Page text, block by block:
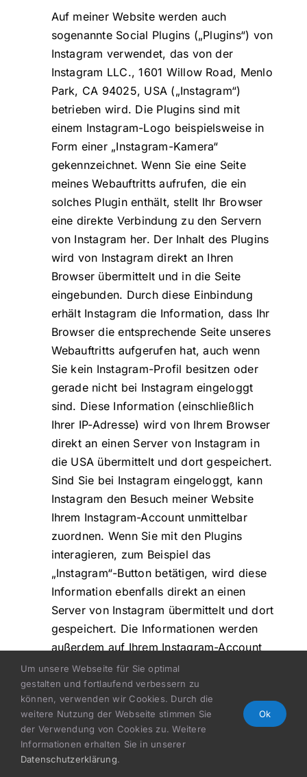
Auf meiner Website werden auch
sogenannte Social Plugins („Plugins“) von
Instagram verwendet, das von der
Instagram LLC., 1601 Willow Road, Menlo
Park, CA 94025, USA („Instagram“)
betrieben wird. Die Plugins sind mit
einem Instagram-Logo beispielsweise in
Form einer „Instagram-Kamera“
gekennzeichnet. Wenn Sie eine Seite
meines Webauftritts aufrufen, die ein
solches Plugin enthält, stellt Ihr Browser
eine direkte Verbindung zu den Servern
von Instagram her. Der Inhalt des Plugins
wird von Instagram direkt an Ihren
Browser übermittelt und in die Seite
eingebunden. Durch diese Einbindung
erhält Instagram die Information, dass Ihr
Browser die entsprechende Seite unseres
Webauftritts aufgerufen hat, auch wenn
Sie kein Instagram-Profil besitzen oder
gerade nicht bei Instagram eingeloggt
sind. Diese Information (einschließlich
Ihrer IP-Adresse) wird von Ihrem Browser
direkt an einen Server von Instagram in
die USA übermittelt und dort gespeichert.
Sind Sie bei Instagram eingeloggt, kann
Instagram den Besuch meiner Website
Ihrem Instagram-Account unmittelbar
zuordnen. Wenn Sie mit den Plugins
interagieren, zum Beispiel das
„Instagram“-Button betätigen, wird diese
Information ebenfalls direkt an einen
Server von Instagram übermittelt und dort
gespeichert. Die Informationen werden
außerdem auf Ihrem Instagram-Account
veröffentlicht und dort Ihren Kontakten
angezeigt. Wenn Sie nicht möchten, dass
Instagram die über meinen Webauftritt
gesammelten Daten unmittelbar Ihrem
Instagram-Account zuordnet, müssen Sie
sich vor Ihrem Besuch unserer Website
Um unsere Webseite für Sie optimal
gestalten und fortlaufend verbessern zu
können, verwenden wir Cookies. Durch die
weitere Nutzung der Webseite stimmen Sie
der Verwendung von Cookies zu. Weitere
Informationen erhalten Sie in unserer
Datenschutzerklärung.
Ok